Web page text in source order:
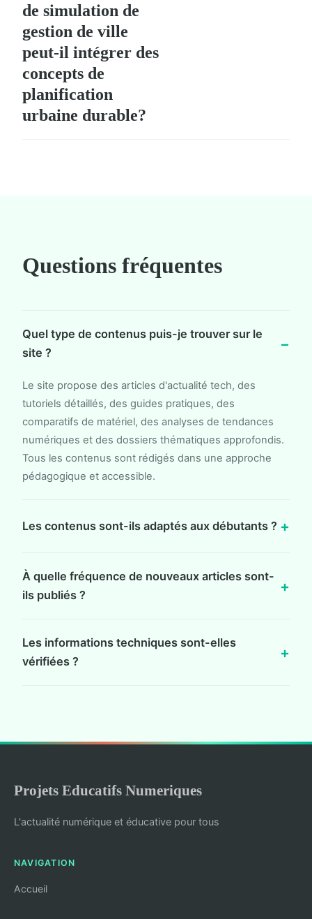
de simulation de
gestion de ville
peut-il intégrer des
concepts de
planification
urbaine durable?
Questions fréquentes
Quel type de contenus puis-je trouver sur le
site ?
Le site propose des articles d'actualité tech, des
tutoriels détaillés, des guides pratiques, des
comparatifs de matériel, des analyses de tendances
numériques et des dossiers thématiques approfondis.
Tous les contenus sont rédigés dans une approche
pédagogique et accessible.
Les contenus sont-ils adaptés aux débutants ?
À quelle fréquence de nouveaux articles sont-
ils publiés ?
Les informations techniques sont-elles
vérifiées ?
Projets Educatifs Numeriques
L'actualité numérique et éducative pour tous
NAVIGATION
Accueil